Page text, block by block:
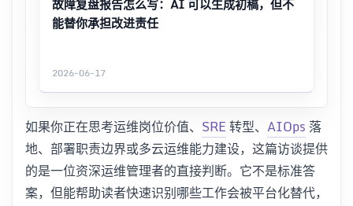
故障复盘报告怎么写：AI 可以生成初稿，但不
能替你承担改进责任
2026-06-17
如果你正在思考运维岗位价值、 SRE转型、 AIOps 落
地、部署职责边界或多云运维能力建设，这篇访谈提供
的是一位资深运维管理者的直接判断。它不是标准答
案，但能帮助读者快速识别哪些工作会被平台化替代，